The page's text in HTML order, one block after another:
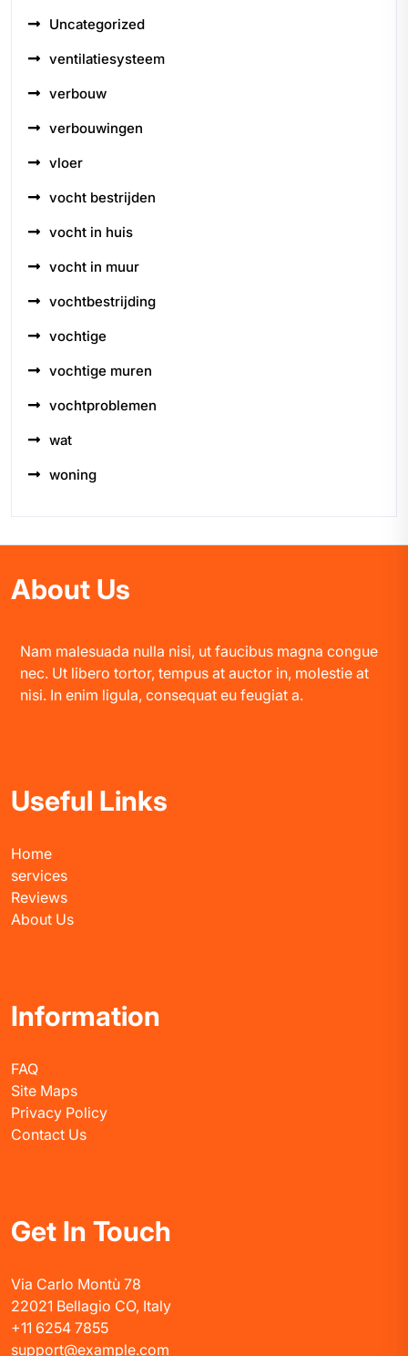
Uncategorized
ventilatiesysteem
verbouw
verbouwingen
vloer
vocht bestrijden
vocht in huis
vocht in muur
vochtbestrijding
vochtige
vochtige muren
vochtproblemen
wat
woning
About Us
Nam malesuada nulla nisi, ut faucibus magna congue
nec. Ut libero tortor, tempus at auctor in, molestie at
nisi. In enim ligula, consequat eu feugiat a.
Useful Links
Home
services
Reviews
About Us
Information
FAQ
Site Maps
Privacy Policy
Contact Us
Get In Touch
Via Carlo Montù 78
22021 Bellagio CO, Italy
+11 6254 7855
support@example.com